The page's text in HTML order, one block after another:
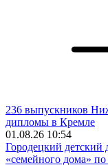
236 выпускников
дипломы в Кремле
01.08.26 10:54
Городецкий детский
«семейного дома»